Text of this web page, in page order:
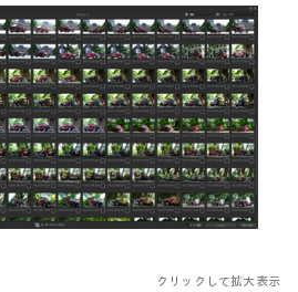
クリックして拡大表示